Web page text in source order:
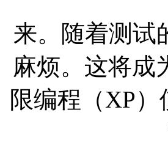
来。随着测试
麻烦。这将成
限编程（XP